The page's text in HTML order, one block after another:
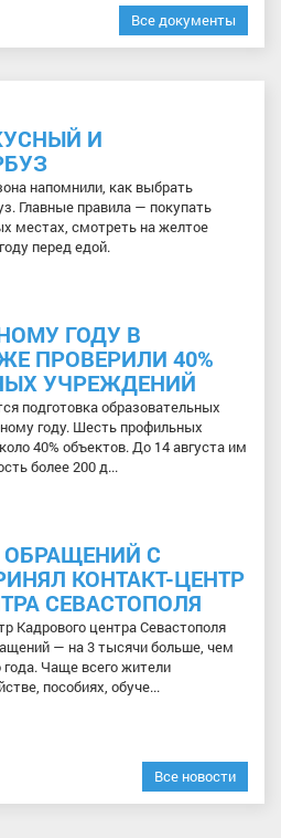
Все документы
И
напомнили, как выбрать
Главные правила — покупать
местах, смотреть на желтое
перед едой.
ГОДУ В
ПРОВЕРИЛИ 40%
УЧРЕЖДЕНИЙ
подготовка образовательных
году. Шесть профильных
40% объектов. До 14 августа им
более 200 д...
ОБРАЩЕНИЙ С
КОНТАКТ-ЦЕНТР
СЕВАСТОПОЛЯ
Кадрового центра Севастополя
— на 3 тысячи больше, чем
Чаще всего жители
пособиях, обуче...
Все новости